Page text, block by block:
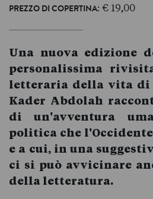
PREZZO DI COPERTINA: € 19,00
Una nuova edizione
personalissima
letteraria della vita di
Kader Abdolah
di un'avventura
politica che
e a cui, in una
ci si può avvicinare
della letteratura.